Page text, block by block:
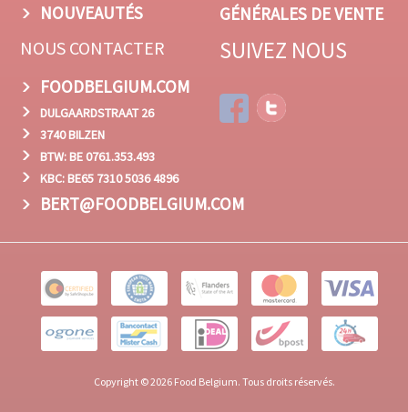
NOUVEAUTÉS
GÉNÉRALES DE VENTE
NOUS CONTACTER
FOODBELGIUM.COM
DULGAARDSTRAAT 26
3740 BILZEN
BTW: BE 0761.353.493
KBC: BE65 7310 5036 4896
BERT@FOODBELGIUM.COM
SUIVEZ NOUS
Copyright © 2026 Food Belgium. Tous droits réservés.